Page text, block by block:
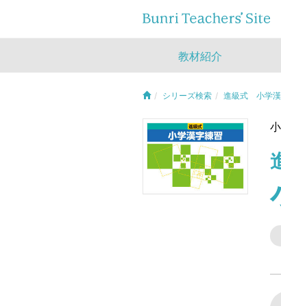
教材紹介
シリーズ検索 進級式 小学漢